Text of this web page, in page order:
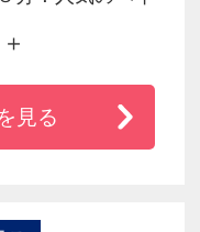
ル隣接
快適な洋室ステ
見る